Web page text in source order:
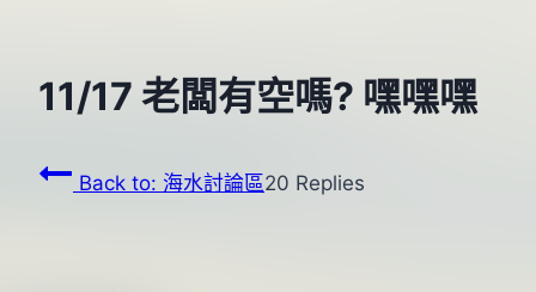
11/17 老闆有空嗎? 嘿嘿嘿
Back to: 海水討論區20 Replies